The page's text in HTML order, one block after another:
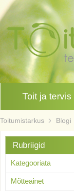
Toit ja tervis
Toitumistarkus Blogi
Rubriigid
Kategooriata
Mõtteainet